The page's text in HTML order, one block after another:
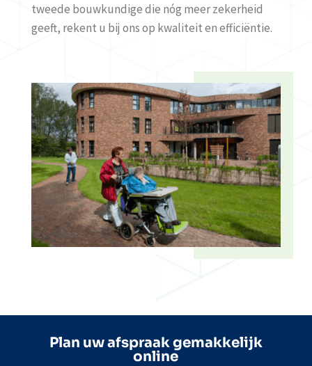
tweede bouwkundige die nóg meer zekerheid
geeft, rekent u bij ons op kwaliteit en efficiëntie.
Plan uw afspraak gemakkelijk
online